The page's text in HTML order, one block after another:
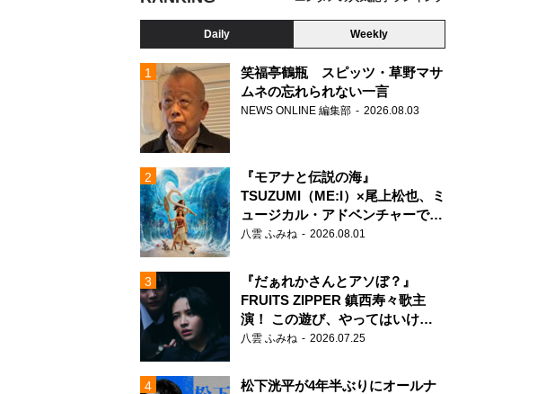
Daily Weekly
笑福亭鶴瓶 スピッツ・草野マサ
ムネの忘れられない一言
NEWS ONLINE 編集部 2026.08.03
『モアナと伝説の海』
TSUZUMI（ME:I）×尾上松也、ミ
ュージカル・アドベンチャーで美
声を響かせる
八雲 ふみね 2026.08.01
『だぁれかさんとアソぼ？』
FRUITS ZIPPER 鎮西寿々歌主
演！ この遊び、やってはいけま
せん。
八雲 ふみね 2026.07.25
松下洸平が4年半ぶりにオールナ